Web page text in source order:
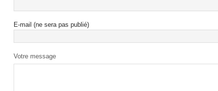
E-mail (ne sera pas publié)
Votre message